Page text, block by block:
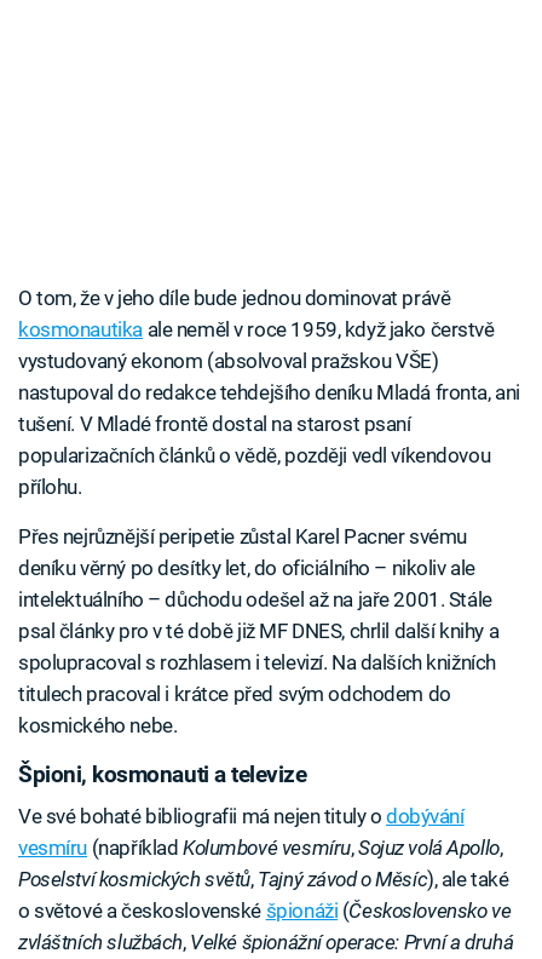
O tom, že v jeho díle bude jednou dominovat právě
kosmonautikaale neměl v roce 1959, když jako čerstvě
vystudovaný ekonom (absolvoval pražskou VŠE)
nastupoval do redakce tehdejšího deníku Mladá fronta, ani
tušení. V Mladé frontě dostal na starost psaní
popularizačních článků o vědě, později vedl víkendovou
přílohu.
Přes nejrůznější peripetie zůstal Karel Pacner svému
deníku věrný po desítky let, do oficiálního – nikoliv ale
intelektuálního – důchodu odešel až na jaře 2001. Stále
psal články pro v té době již MF DNES, chrlil další knihy a
spolupracoval s rozhlasem i televizí. Na dalších knižních
titulech pracoval i krátce před svým odchodem do
kosmického nebe.
Špioni, kosmonauti a televize
Ve své bohaté bibliografii má nejen tituly odobývání
vesmíru (například Kolumbové vesmíru,Sojuz volá Apollo,
Poselství kosmických světů, Tajný závod o Měsíc), ale také
o světové a československé špionáži (Československo ve
zvláštních službách, Velké špionážní operace: První a druhá